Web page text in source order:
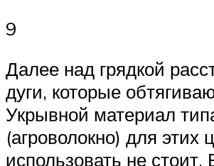
9
Далее над грядкой
дуги, которые
Укрывной материал
(агроволокно) для этих
использовать не стоит.